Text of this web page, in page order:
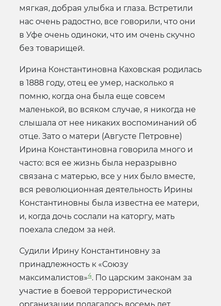
мягкая, добрая улыбка и глаза. Встретили
нас очень радостно, все говорили, что они
в Уфе очень одиноки, что им очень скучно
без товарищей.
Ирина Константиновна Каховская родилась
в 1888 году, отец ее умер, насколько я
помню, когда она была еще совсем
маленькой, во всяком случае, я никогда не
слышала от нее никаких воспоминаний об
отце. Зато о матери (Августе Петровне)
Ирина Константиновна говорила много и
часто: вся ее жизнь была неразрывно
связана с матерью, все у них было вместе,
вся революционная деятельность Ирины
Константиновны была известна ее матери,
и, когда дочь сослали на каторгу, мать
поехала следом за ней.
Судили Ирину Константиновну за
принадлежность к «Союзу
максималистов»4. По царским законам за
участие в боевой террористической